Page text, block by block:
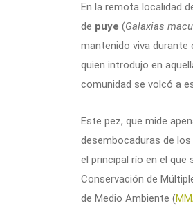
En la remota localidad
de puye (Galaxias
mantenido viva durante
quien introdujo en
comunidad se volcó a
Este pez, que mide
desembocaduras de
el principal río en el
Conservación de
de Medio Ambiente (